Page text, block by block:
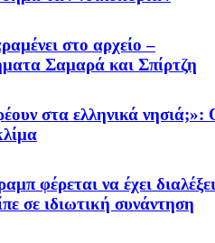
στο αρχείο –
Σαμαρά και Σπίρτζη
στα ελληνικά νησιά;»:
φέρεται να έχει διαλέξει
σε ιδιωτική συνάντηση